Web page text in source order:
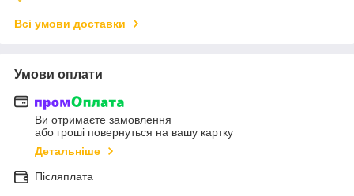
Всі умови доставки
Умови оплати
Ви отримаєте замовлення
або гроші повернуться на вашу картку
Детальніше
Післяплата